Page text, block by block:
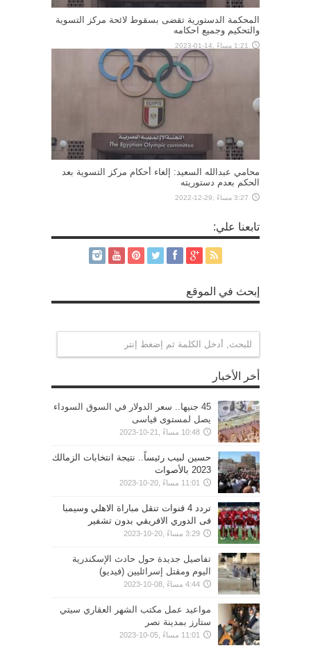
المحكمة الدستورية تقضى بسقوط لائحة مركز التسوية
والتحكيم وجميع احكامه
1:21 مساءً ,14-01-2023
محامي عبدالله السعيد: إلغاء أحكام مركز التسوية بعد
الحكم بعدم دستوريته
3:27 مساءً ,29-12-2022
تابعنا علي:
إبحث في الموقع
أخر الأخبار
45 جنيها.. سعر الدولار في السوق السوداء
يصل لمستوى قياسى
10:48 مساءً ,21-10-2023
حسين لبيب رئيساً.. نتيجة انتخابات الزمالك
2023 بالأصوات
11:01 مساءً ,20-10-2023
تردد 4 قنوات تنقل مباراة الاهلي وسيمبا
فى الدوري الافريقي بدون تشفير
3:29 مساءً ,20-10-2023
تفاصيل جديدة حول حادث الإسكندرية
اليوم ومقتل إسرائليين (فيديو)
4:44 مساءً ,08-10-2023
مواعيد عمل مكتب الشهر العقاري سيتي
ستارز بمدينة نصر
11:01 مساءً ,05-10-2023